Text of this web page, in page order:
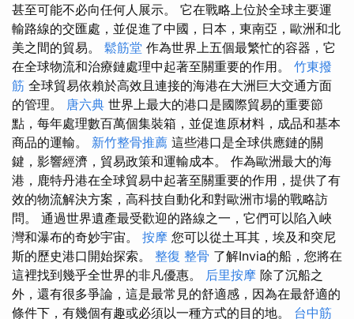
甚至可能不必向任何人展示。 它在戰略上位於全球主要運
輸路線的交匯處，並促進了中國，日本，東南亞，歐洲和北
美之間的貿易。 鬆筋堂 作為世界上五個最繁忙的容器，它
在全球物流和治療鏈處理中起著至關重要的作用。 竹東撥
筋 全球貿易依賴於高效且連接的海港在大洲巨大交通方面
的管理。 唐六典 世界上最大的港口是國際貿易的重要節
點，每年處理數百萬個集裝箱，並促進原材料，成品和基本
商品的運輸。 新竹整骨推薦 這些港口是全球供應鏈的關
鍵，影響經濟，貿易政策和運輸成本。 作為歐洲最大的海
港，鹿特丹港在全球貿易中起著至關重要的作用，提供了有
效的物流解決方案，高科技自動化和對歐洲市場的戰略訪
問。 通過世界遺產最受歡迎的路線之一，它們可以陷入峽
灣和瀑布的奇妙宇宙。 按摩 您可以從土耳其，埃及和突尼
斯的歷史港口開始探索。 整復 整骨 了解Invia的船，您將在
這裡找到幾乎全世界的非凡優惠。 后里按摩 除了沉船之
外，還有很多爭論，這是最常見的舒適感，因為在最舒適的
條件下，有幾個有趣或必須以一種方式的目的地。 台中筋